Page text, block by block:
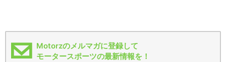
Motorzのメルマガに登録して
モータースポーツの最新情報を！